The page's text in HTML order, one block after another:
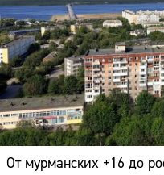
От мурманских +16 до